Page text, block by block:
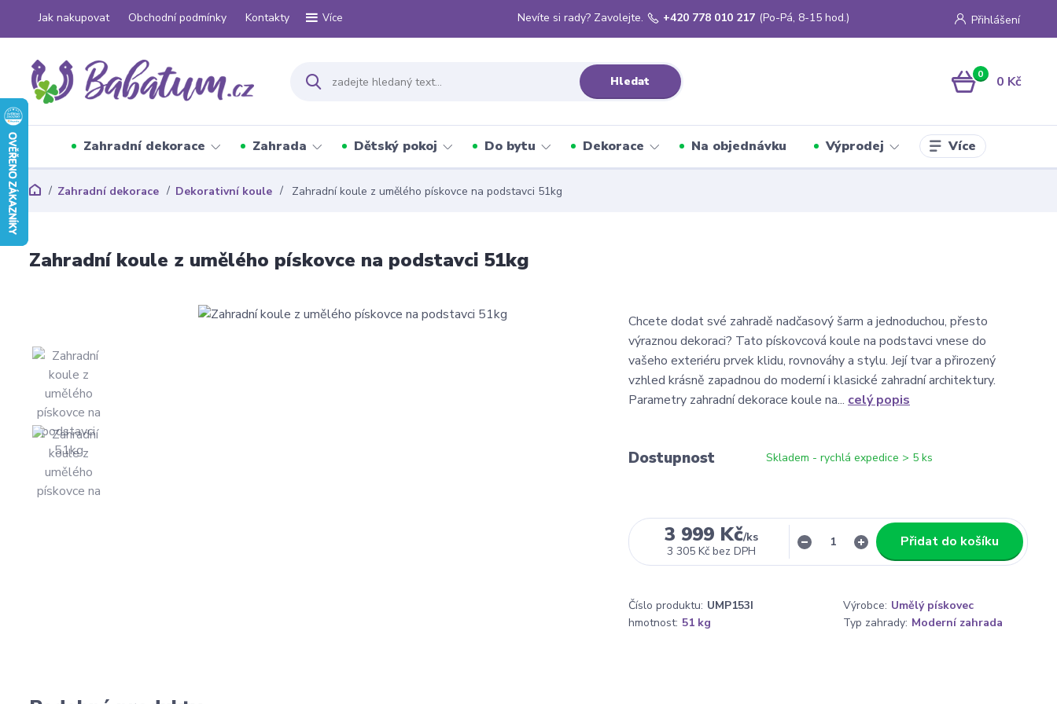
Jak nakupovat Obchodní podmínky Kontakty Více Přihlášení
Hledat
Nevíte si rady? Zavolejte. +420 778 010 217 (Po-Pá, 8-15 hod.)
0 0 Kč
Zahradní dekorace Zahrada Dětský pokoj Do bytu Dekorace Na objednávku Výprodej Více
Zahradní dekorace Dekorativní koule Zahradní koule z umělého pískovce na podstavci 51kg
Zahradní koule z umělého pískovce na podstavci 51kg
Chcete dodat své zahradě nadčasový šarm a jednoduchou, přesto
výraznou dekoraci? Tato pískovcová koule na podstavci vnese do
vašeho exteriéru prvek klidu, rovnováhy a stylu. Její tvar a přirozený
vzhled krásně zapadnou do moderní i klasické zahradní architektury.
Parametry zahradní dekorace koule na... celý popis
Dostupnost Skladem - rychlá expedice > 5 ks
3 999 Kč/ks
3 305 Kč bez DPH
Přidat do košíku
Číslo produktu: UMP153I Výrobce: Umělý pískovec
hmotnost: 51 kg Typ zahrady: Moderní zahrada